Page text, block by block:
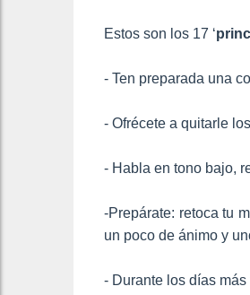
Estos son los 17 ‘
- Ten preparada una
- Ofrécete a quitarle
- Habla en tono bajo,
-Prepárate: retoca tu
un poco de ánimo y
- Durante los días